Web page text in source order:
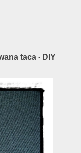
taca - DIY